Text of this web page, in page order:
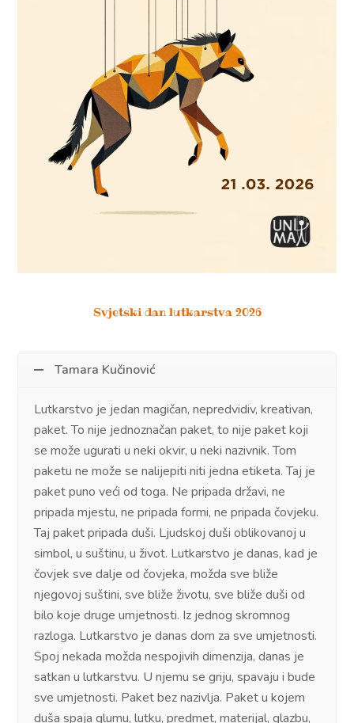
Svjetski dan lutkarstva 2026
Tamara Kučinović
Lutkarstvo je jedan magičan, nepredvidiv, kreativan,
paket. To nije jednoznačan paket, to nije paket koji
se može ugurati u neki okvir, u neki nazivnik. Tom
paketu ne može se nalijepiti niti jedna etiketa. Taj je
paket puno veći od toga. Ne pripada državi, ne
pripada mjestu, ne pripada formi, ne pripada čovjeku.
Taj paket pripada duši. Ljudskoj duši oblikovanoj u
simbol, u suštinu, u život. Lutkarstvo je danas, kad je
čovjek sve dalje od čovjeka, možda sve bliže
njegovoj suštini, sve bliže životu, sve bliže duši od
bilo koje druge umjetnosti. Iz jednog skromnog
razloga. Lutkarstvo je danas dom za sve umjetnosti.
Spoj nekada možda nespojivih dimenzija, danas je
satkan u lutkarstvu. U njemu se griju, spavaju i bude
sve umjetnosti. Paket bez nazivlja. Paket u kojem
duša spaja glumu, lutku, predmet, materijal, glazbu,